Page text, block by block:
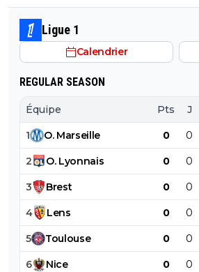
double champion
et qui a prouvé (sans compter
parce qu'on est un club francais
fleurs et s'agenouiller devant eux
Ligue 1
Calendrier
REGULAR SEASON
Équipe Pts J
1 O. Marseille 0 0
2 O. Lyonnais 0 0
3 Brest 0 0
4 Lens 0 0
5 Toulouse 0 0
6 Nice 0 0